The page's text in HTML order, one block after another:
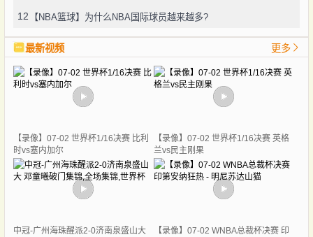
12 【NBA篮球】为什么NBA国际球员越来越多?
最新视频 更多
【录像】07-02 世界杯1/16决赛 比利
时vs塞内加尔
【录像】07-02 世界杯1/16决赛 英格
兰vs民主刚果
中冠-广州海珠醒派2-0济南泉盛山大
【录像】07-02 WNBA总裁杯决赛 印